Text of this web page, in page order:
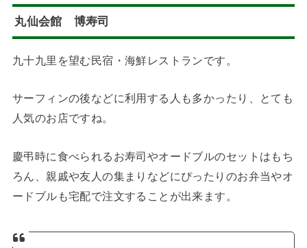
丸仙会館 博寿司
九十九里を望む民宿・海鮮レストランです。
サーフィンの後などに利用する人も多かったり、とても
人気のお店ですね。
慶弔時に食べられるお寿司やオードブルのセットはもち
ろん、親戚や友人の集まりなどにぴったりのお弁当やオ
ードブルも宅配で注文することが出来ます。